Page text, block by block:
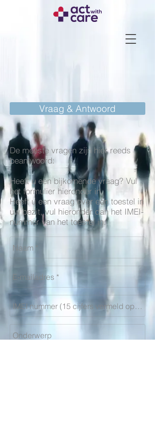
Vraag & Antwoord
De meeste vragen zijn hier reeds
beantwoord:
Heeft u een bijkomende vraag? Vul
het formulier hieronder in.
Heeft u een vraag over een toestel in
uw bezit, vul hieronder dan het IMEI-
nummer van het toestel in.